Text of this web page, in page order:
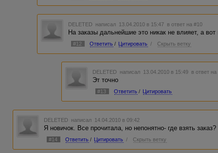
DELETED написал 13.04.2010 в 15:47 в ответ на #10
На заказы дальнейшие это никак не влияет, а
#12 Ответить / Цитировать / Скрыть ветку
DELETED написал 13.04.2010 в 15:49 в ответ
Эт точно
#13 Ответить / Цитировать
DELETED написал 14.04.2010 в 09:42
Я новичок. Все прочитала, но непонятно- где взять
#14 Ответить / Цитировать / Скрыть ветку